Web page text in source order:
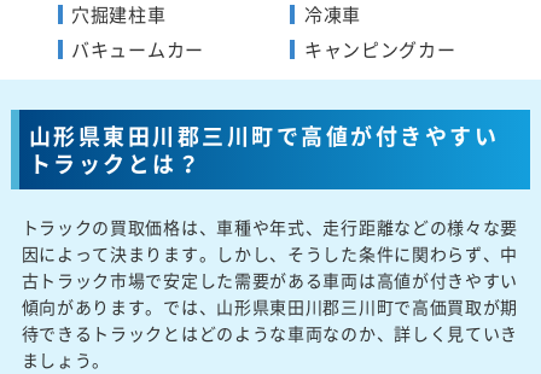
穴掘建柱車
バキュームカー
冷凍車
キャンピングカー
山形県東田川郡三川町で高値が付きやすい
トラックとは？
トラックの買取価格は、車種や年式、走行距離などの様々な要
因によって決まります。しかし、そうした条件に関わらず、中
古トラック市場で安定した需要がある車両は高値が付きやすい
傾向があります。では、山形県東田川郡三川町で高価買取が期
待できるトラックとはどのような車両なのか、詳しく見ていき
ましょう。